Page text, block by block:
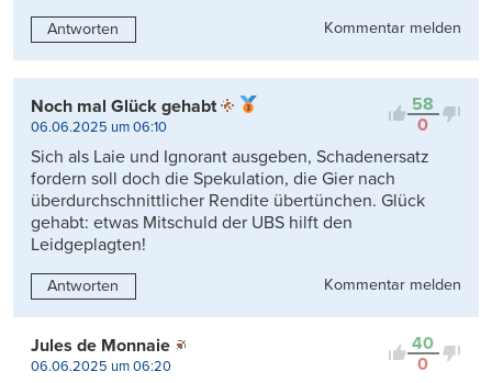
Antworten Kommentar melden
58
0
Noch mal Glück gehabt
06.06.2025 um 06:10
Sich als Laie und Ignorant ausgeben, Schadenersatz
fordern soll doch die Spekulation, die Gier nach
überdurchschnittlicher Rendite übertünchen. Glück
gehabt: etwas Mitschuld der UBS hilft den
Leidgeplagten!
Antworten Kommentar melden
40
0
Jules de Monnaie
06.06.2025 um 06:20